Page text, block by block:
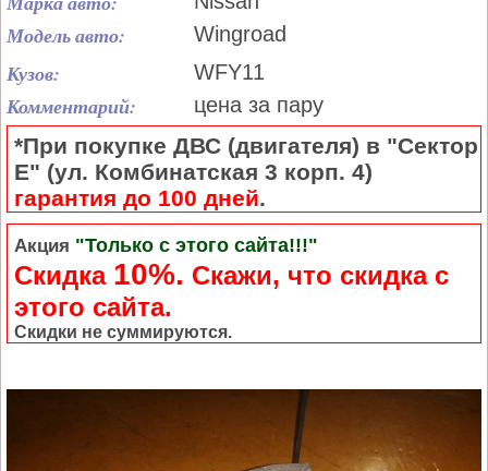
Модель авто: Wingroad
Кузов: WFY11
Комментарий: цена за пару
*При покупке ДВС (двигателя) в "Сектор
Е" (ул. Комбинатская 3 корп. 4)
гарантия до 100 дней.
Акция "Только с этого сайта!!!"
Скидка 10%. Cкажи, что скидка с
этого сайта.
Скидки не суммируются.